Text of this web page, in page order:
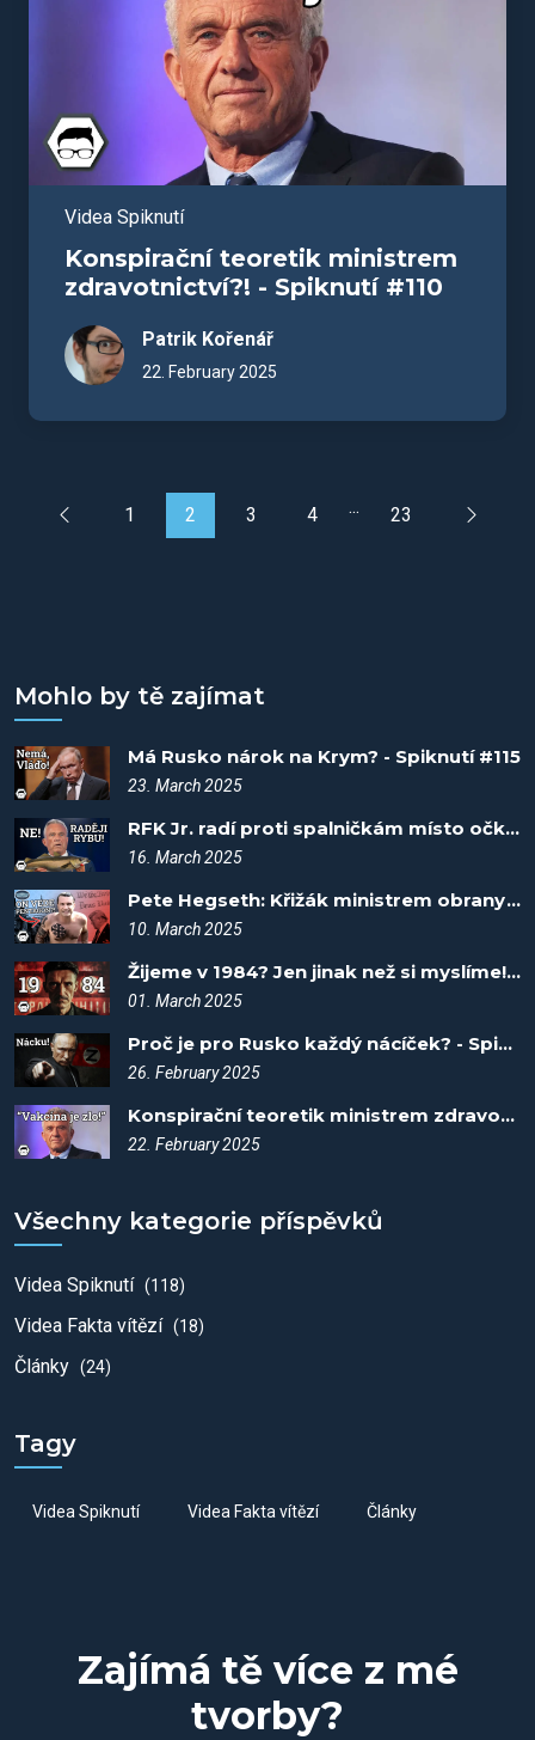
Videa Spiknutí
Konspirační teoretik ministrem
zdravotnictví?! - Spiknutí #110
Patrik Kořenář
22. February 2025
1 2 3 4 ... 23
Mohlo by tě zajímat
Má Rusko nárok na Krym? - Spiknutí #115
23. March 2025
RFK Jr. radí proti spalničkám místo očkování tresčí olej! - Spiknutí #114
16. March 2025
Pete Hegseth: Křižák ministrem obrany? - Spiknutí #113
10. March 2025
Žijeme v 1984? Jen jinak než si myslíme! - Spiknutí #112
01. March 2025
Proč je pro Rusko každý nácíček? - Spiknutí #111
26. February 2025
Konspirační teoretik ministrem zdravotnictví?! - Spiknutí #110
22. February 2025
Všechny kategorie příspěvků
Videa Spiknutí (118)
Videa Fakta vítězí (18)
Články (24)
Tagy
Videa Spiknutí Videa Fakta vítězí Články
Zajímá tě více z mé
tvorby?